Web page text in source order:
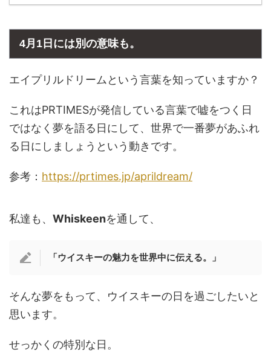
4月1日には別の意味も。
エイプリルドリームという言葉を知っていますか？
これはPRTIMESが発信している言葉で嘘をつく日
ではなく夢を語る日にして、世界で一番夢があふれ
る日にしましょうという動きです。
参考： https://prtimes.jp/aprildream/
私達も、 Whiskeenを通して、
「ウイスキーの魅力を世界中に伝える。」
そんな夢をもって、ウイスキーの日を過ごしたいと
思います。
せっかくの特別な日。